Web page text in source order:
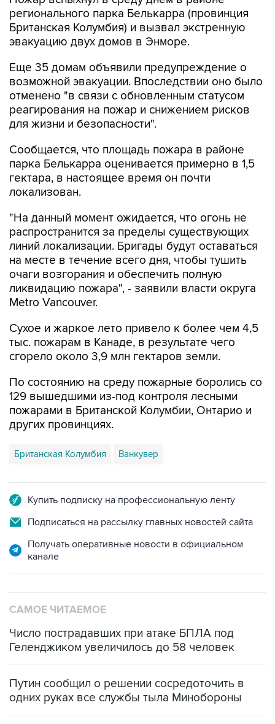
регионального парка Белькарра (провинция
Британская Колумбия) и вызвал экстренную
эвакуацию двух домов в Энморе.
Еще 35 домам объявили предупреждение о
возможной эвакуации. Впоследствии оно было
отменено "в связи с обновленным статусом
реагирования на пожар и снижением рисков
для жизни и безопасности".
Сообщается, что площадь пожара в районе
парка Белькарра оценивается примерно в 1,5
гектара, в настоящее время он почти
локализован.
"На данный момент ожидается, что огонь не
распространится за пределы существующих
линий локализации. Бригады будут оставаться
на месте в течение всего дня, чтобы тушить
очаги возгорания и обеспечить полную
ликвидацию пожара", - заявили власти округа
Metro Vancouver.
Сухое и жаркое лето привело к более чем 4,5
тыс. пожарам в Канаде, в результате чего
сгорело около 3,9 млн гектаров земли.
По состоянию на среду пожарные боролись со
129 вышедшими из-под контроля лесными
пожарами в Британской Колумбии, Онтарио и
других провинциях.
Британская Колумбия Ванкувер
Купить подписку на профессиональную ленту
Подписаться на рассылку главных новостей сайта
Получать оперативные новости в официальном
канале
САМОЕ ЧИТАЕМОЕ
Число пострадавших при атаке БПЛА под
Геленджиком увеличилось до 58 человек
Путин сообщил о решении сосредоточить в
одних руках все службы тыла Минобороны